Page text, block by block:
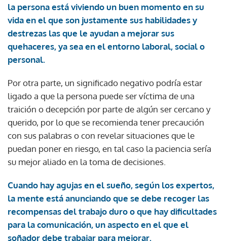
la persona está viviendo un buen momento en su
vida en el que son justamente sus habilidades y
destrezas las que le ayudan a mejorar sus
quehaceres, ya sea en el entorno laboral, social o
personal.
Por otra parte, un significado negativo podría estar
ligado a que la persona puede ser víctima de una
traición o decepción por parte de algún ser cercano y
querido, por lo que se recomienda tener precaución
con sus palabras o con revelar situaciones que le
puedan poner en riesgo, en tal caso la paciencia sería
su mejor aliado en la toma de decisiones.
Cuando hay agujas en el sueño, según los expertos,
la mente está anunciando que se debe recoger las
recompensas del trabajo duro o que hay dificultades
para la comunicación, un aspecto en el que el
soñador debe trabajar para mejorar.